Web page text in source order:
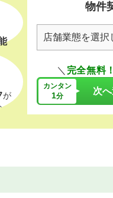
が
物件
＼ 完全無料！
カンタン
1分 次